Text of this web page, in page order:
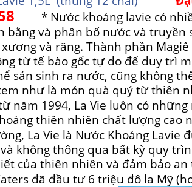
* Nước khoáng lavie có
bằng và phân bổ nước và truyền
và răng. Thành phần
từ tế bào gốc tự do để duy trì
sản sinh ra nước, cũng không
như là món quà quý từ thiên
năm 1994, La Vie luôn có
thiên nhiên chất lượng cao
La Vie là Nước Khoáng Lavie
không thông qua bất kỳ quy
của thiên nhiên và đảm bảo
đã đầu tư 6 triệu đô la Mỹ